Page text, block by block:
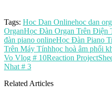
Tags: Hoc Dan Onlinehoc dan
OrganHọc Đàn Organ Trên Điện
đàn piano onlineHọc Đàn Piano
Trên Máy Tínhhọc hoà âm phối
Vo Vlog # 10Reaction Project
Nhat # 3
Related Articles